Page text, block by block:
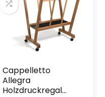
Cappelletto
Allegra
Holzdruckregal